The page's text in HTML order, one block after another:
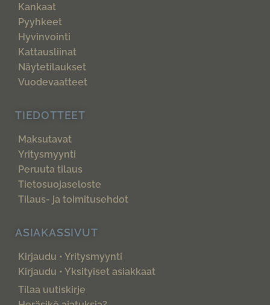
Kankaat
Pyyhkeet
Hyvinvointi
Kattausliinat
Näytetilaukset
Vuodevaatteet
TIEDOTTEET
Maksutavat
Yritysmyynti
Peruuta tilaus
Tietosuojaseloste
Tilaus- ja toimitusehdot
ASIAKASSIVUT
Kirjaudu • Yritysmyynti
Kirjaudu • Yksityiset asiakkaat
Tilaa uutiskirje